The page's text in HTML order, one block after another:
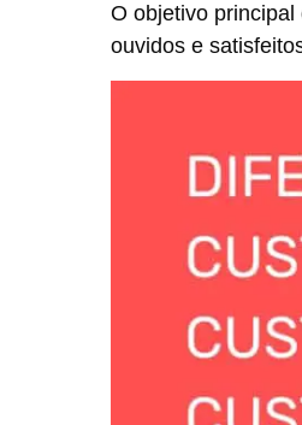
O objetivo
ouvidos e